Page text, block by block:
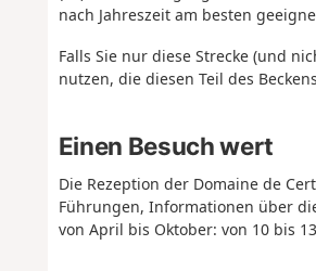
nach Jahreszeit am besten
Falls Sie nur diese Strecke (und
nutzen, die diesen Teil des
Einen Besuch wert
Die Rezeption der Domaine de
Führungen, Informationen über
von April bis Oktober: von 10 bis